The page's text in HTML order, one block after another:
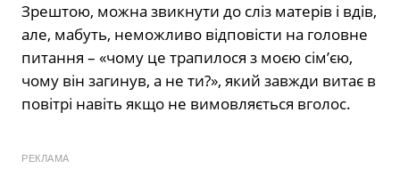
Зрештою, можна звикнути до сліз матерів і вдів,
але, мабуть, неможливо відповісти на головне
питання – «чому це трапилося з моєю сім’єю,
чому він загинув, а не ти?», який завжди витає в
повітрі навіть якщо не вимовляється вголос.
РЕКЛАМА